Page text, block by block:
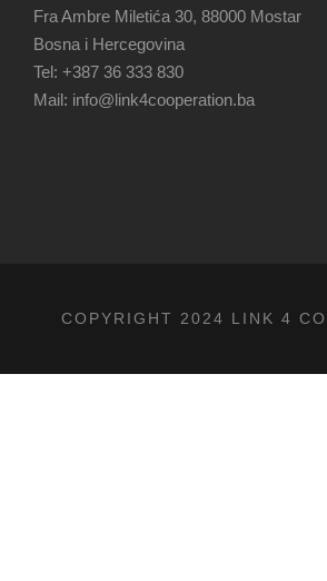
Fra Ambre Miletića 30, 88000 Mostar
Bosna i Hercegovina
Tel: +387 36 333 830
Mail: info@link4cooperation.ba
COPYRIGHT 2024 LINK 4